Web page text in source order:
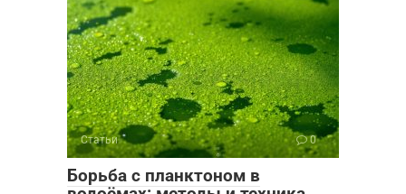
Статьи 0
Борьба с планктоном в